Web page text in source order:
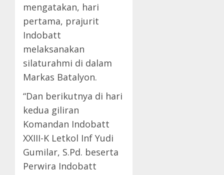
mengatakan, hari
pertama, prajurit
Indobatt
melaksanakan
silaturahmi di dalam
Markas Batalyon.
“Dan berikutnya di hari
kedua giliran
Komandan Indobatt
XXIII-K Letkol Inf Yudi
Gumilar, S.Pd. beserta
Perwira Indobatt